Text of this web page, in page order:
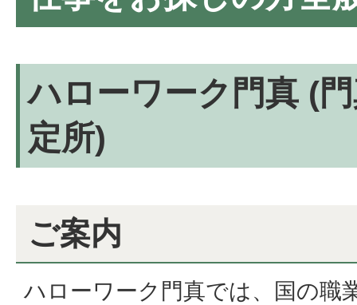
ハローワーク門真 (
定所)
ご案内
ハローワーク門真では、国の職